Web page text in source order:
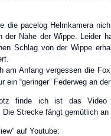
die pacelog Helmkamera
der Nähe der Wippe. Leider
Schlag von der Wippe
am Anfang vergessen die
ein “geringer” Federweg an
finde ich ist das
Die Strecke fängt gemütlich
auf Youtube: